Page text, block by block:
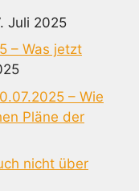
Juli 2025
– Was jetzt
– Wie
Pläne der
nicht über